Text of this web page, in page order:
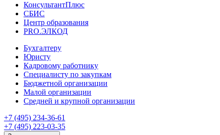
КонсультантПлюс
СБИС
Центр образования
PRO.ЭЛКОД
Бухгалтеру
Юристу
Кадровому работнику
Специалисту по закупкам
Бюджетной организации
Малой организации
Средней и крупной организации
+7 (495) 234-36-61
+7 (495) 223-03-35